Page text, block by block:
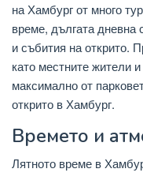
на Хамбург от много
време, дългата дневна
и събития на открито.
като местните жители
максимално от
открито в Хамбург.
Времето и
Лятното време в